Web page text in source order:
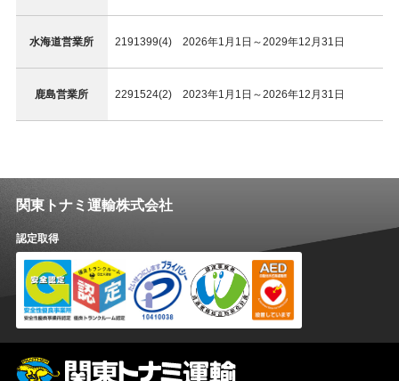
水海道営業所 2191399(4) 2026年1月1日～2029年12月31日
鹿島営業所 2291524(2) 2023年1月1日～2026年12月31日
関東トナミ運輸株式会社
認定取得